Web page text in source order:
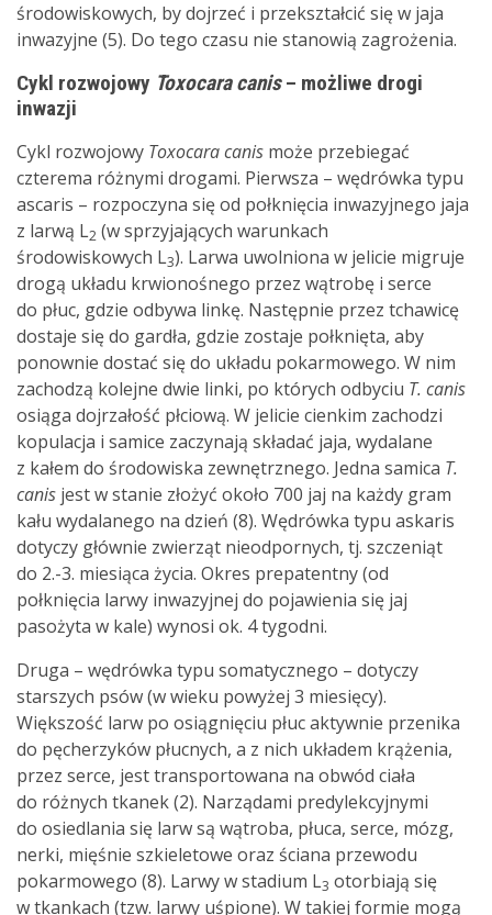
środowiskowych, by dojrzeć i przekształcić się w jaja
inwazyjne (5). Do tego czasu nie stanowią zagrożenia.
Cykl rozwojowy Toxocara canis– możliwe drogi
inwazji
Cykl rozwojowy Toxocara canis może przebiegać
czterema różnymi drogami. Pierwsza – wędrówka typu
ascaris – rozpoczyna się od połknięcia inwazyjnego jaja
z larwą L2 (w sprzyjających warunkach
środowiskowych L3). Larwa uwolniona w jelicie migruje
drogą układu krwionośnego przez wątrobę i serce
do płuc, gdzie odbywa linkę. Następnie przez tchawicę
dostaje się do gardła, gdzie zostaje połknięta, aby
ponownie dostać się do układu pokarmowego. W nim
zachodzą kolejne dwie linki, po których odbyciu T. canis
osiąga dojrzałość płciową. W jelicie cienkim zachodzi
kopulacja i samice zaczynają składać jaja, wydalane
z kałem do środowiska zewnętrznego. Jedna samica T.
canis jest w stanie złożyć około 700 jaj na każdy gram
kału wydalanego na dzień (8). Wędrówka typu askaris
dotyczy głównie zwierząt nieodpornych, tj. szczeniąt
do 2.-3. miesiąca życia. Okres prepatentny (od
połknięcia larwy inwazyjnej do pojawienia się jaj
pasożyta w kale) wynosi ok. 4 tygodni.
Druga – wędrówka typu somatycznego – dotyczy
starszych psów (w wieku powyżej 3 miesięcy).
Większość larw po osiągnięciu płuc aktywnie przenika
do pęcherzyków płucnych, a z nich układem krążenia,
przez serce, jest transportowana na obwód ciała
do różnych tkanek (2). Narządami predylekcyjnymi
do osiedlania się larw są wątroba, płuca, serce, mózg,
nerki, mięśnie szkieletowe oraz ściana przewodu
pokarmowego (8). Larwy w stadium L3 otorbiają się
w tkankach (tzw. larwy uśpione). W takiej formie mogą